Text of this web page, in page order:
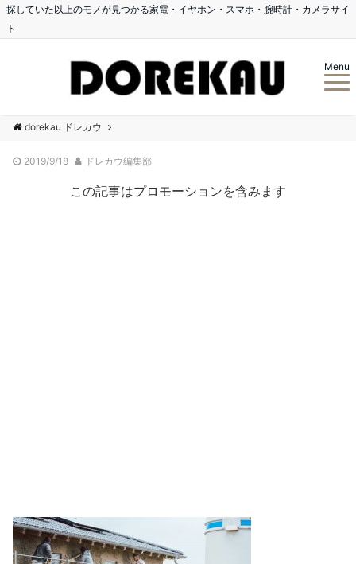
探していた以上のモノが見つかる家電・イヤホン・スマホ・腕時計・カメラサイ
ト
Menu
dorekau ドレカウ
2019/9/18 ドレカウ編集部
この記事はプロモーションを含みます